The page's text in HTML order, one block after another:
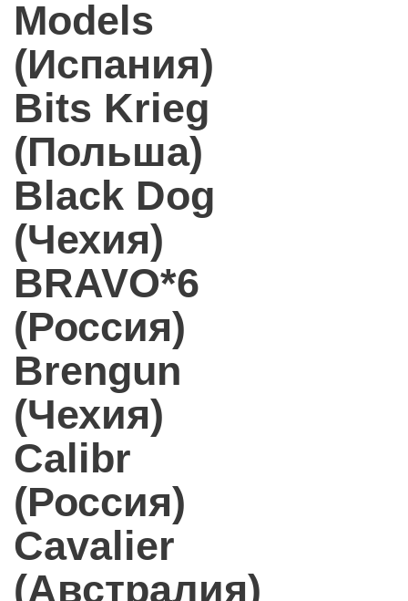
Models
(Испания)
Bits Krieg
(Польша)
Black Dog
(Чехия)
BRAVO*6
(Россия)
Brengun
(Чехия)
Calibr
(Россия)
Cavalier
(Австралия)